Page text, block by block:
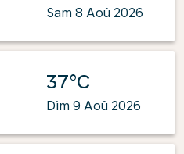
Sam 8 Aoû 2026
37°C
Dim 9 Aoû 2026